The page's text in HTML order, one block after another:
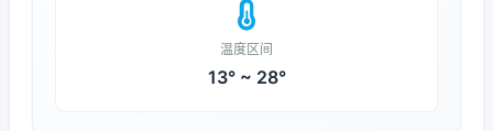
温度区间
13° ~ 28°